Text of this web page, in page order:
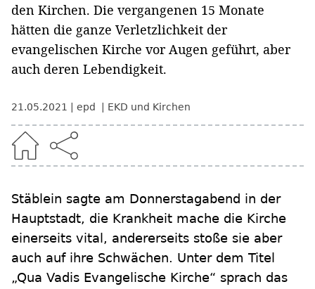
den Kirchen. Die vergangenen 15 Monate
hätten die ganze Verletzlichkeit der
evangelischen Kirche vor Augen geführt, aber
auch deren Lebendigkeit.
21.05.2021 epd EKD und Kirchen
Stäblein sagte am Donnerstagabend in der
Hauptstadt, die Krankheit mache die Kirche
einerseits vital, andererseits stoße sie aber
auch auf ihre Schwächen. Unter dem Titel
„Qua Vadis Evangelische Kirche“ sprach das